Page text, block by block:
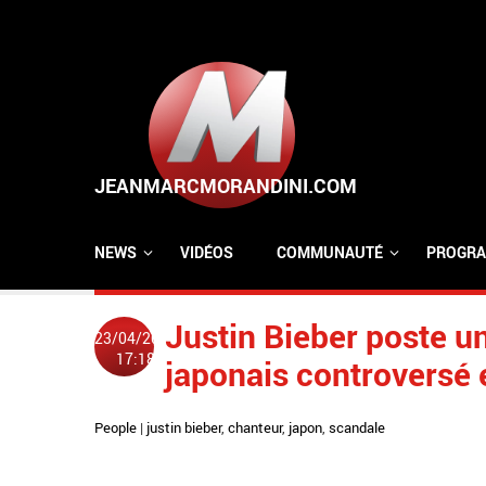
NEWS VIDÉOS COMMUNAUTÉ
23/04/2014
17:18
Justin Bieber poste
japonais controversé
People | justin bieber, chanteur, japon, scandale